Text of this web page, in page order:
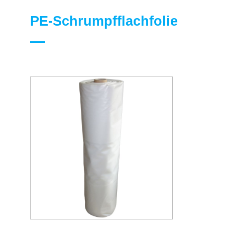
PE-Schrumpfflachfolie